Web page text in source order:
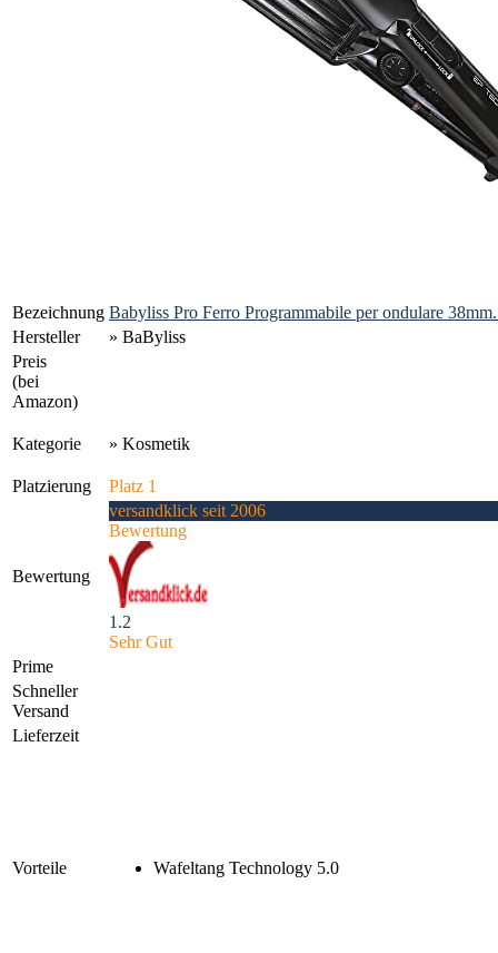
Bezeichnung Babyliss Pro Ferro Programmabile per ondulare
Hersteller
» BaByliss
Preis
(bei
Amazon)
Kategorie » Kosmetik
Platzierung Platz 1
Bewertung
versandklick seit 2006
Bewertung
1.2
Sehr Gut
Prime
Schneller
Versand
Lieferzeit
Vorteile Wafeltang Technology 5.0